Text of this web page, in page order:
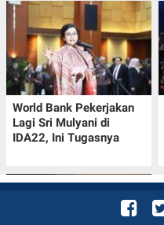
World Bank Pekerjakan
Lagi Sri Mulyani di
IDA22, Ini Tugasnya